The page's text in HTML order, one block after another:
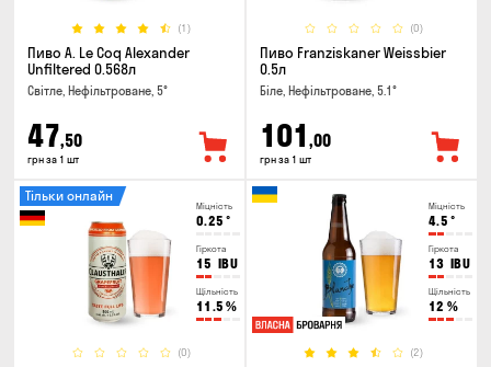
(1)
Пиво A. Le Coq Alexander
Unfiltered 0.568л
Світле, Нефільтроване, 5°
47,50
грн за 1 шт
(0)
Пиво Franziskaner Weissbier
0.5л
Біле, Нефільтроване, 5.1°
101 ,00
грн за 1 шт
Міцність
0.25 °
Гіркота
15 IBU
Щільність
11.5 %
(0)
Тільки онлайн
Міцність
4.5 °
Гіркота
13 IBU
Щільність
12 %
(2)